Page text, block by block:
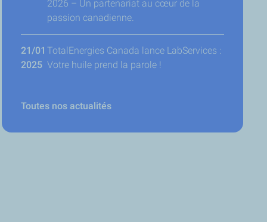
2026 – Un partenariat au cœur de la
passion canadienne.
21/01
2025
TotalEnergies Canada lance LabServices :
Votre huile prend la parole !
Toutes nos actualités